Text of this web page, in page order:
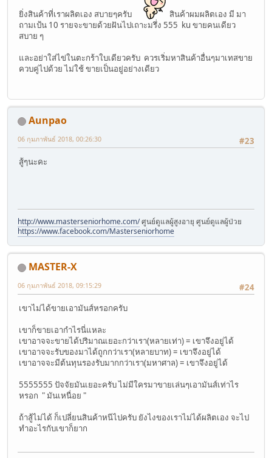
ยิ่งสินค้าที่เราผลิตเอง สบายๆครับ
สินค้าผมผลิตเอง มี มา
ถามเป้น 10 รายจะขายด้วยฝันไปเถาะมรึ่ง 555 ku ขายคนเดียว
สบาย ๆ
และอย่าใส่ไข่ในตะกร้าใบเดียวครับ ควรเริ่มหาสินค้าอื่นๆมาเทสขาย
ควบคู่ไปด้วย ไม่ใช้ ขายเป็นอยู่อย่างเดียว
Aunpao
#23
06 กุมภาพันธ์ 2018, 00:26:30
สู้ๆนะคะ
http://www.masterseniorhome.com/ศูนย์ดูแลผู้สูงอายุ ศูนย์ดูแลผู้ป่วย
https://www.facebook.com/Masterseniorhome
MASTER-X
#24
06 กุมภาพันธ์ 2018, 09:15:29
เขาไม่ได้ขายเอามันส์หรอกครับ
เขาก็ขายเอากำไรนี่แหละ
เขาอาจจะขายได้ปริมาณเยอะกว่าเรา(หลายเท่า) = เขาจึงอยู่ได้
เขาอาจจะรับของมาได้ถูกกว่าเรา(หลายบาท) = เขาจึงอยู่ได้
เขาอาจจะมีต้นทุนรองรับมากกว่าเรา(มหาศาล) = เขาจึงอยู่ได้
5555555 ปัจจัยมันเยอะครับ ไม่มีใครมาขายเล่นๆเอามันส์เท่าไร
หรอก " มันเหนื่อย "
ถ้าสู้ไม่ได้ ก็เปลี่ยนสินค้าหนีไปครับ ยังไงของเราไม่ได้ผลิตเอง จะไป
ทำอะไรกับเขาก็ยาก